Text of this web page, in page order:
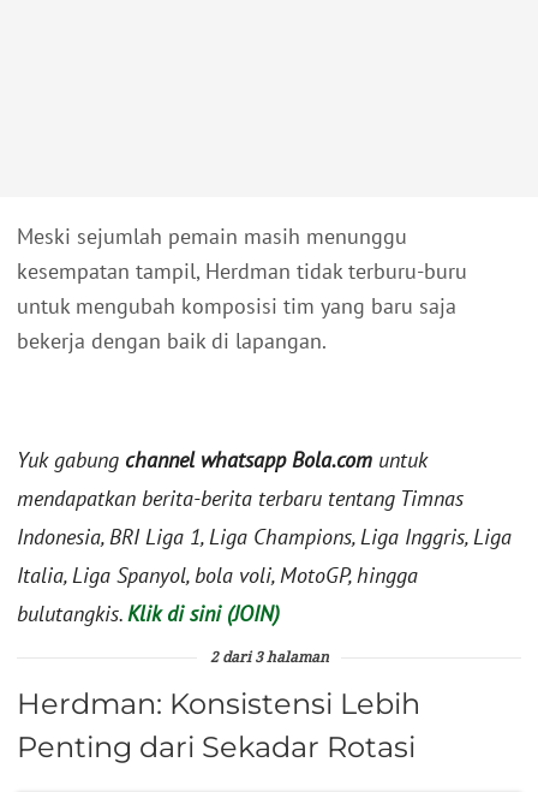
Meski sejumlah pemain masih menunggu
kesempatan tampil, Herdman tidak terburu-buru
untuk mengubah komposisi tim yang baru saja
bekerja dengan baik di lapangan.
Yuk gabung channel whatsapp Bola.com untuk
mendapatkan berita-berita terbaru tentang Timnas
Indonesia, BRI Liga 1, Liga Champions, Liga Inggris, Liga
Italia, Liga Spanyol, bola voli, MotoGP, hingga
bulutangkis.Klik di sini (JOIN)
2 dari 3 halaman
Herdman: Konsistensi Lebih
Penting dari Sekadar Rotasi